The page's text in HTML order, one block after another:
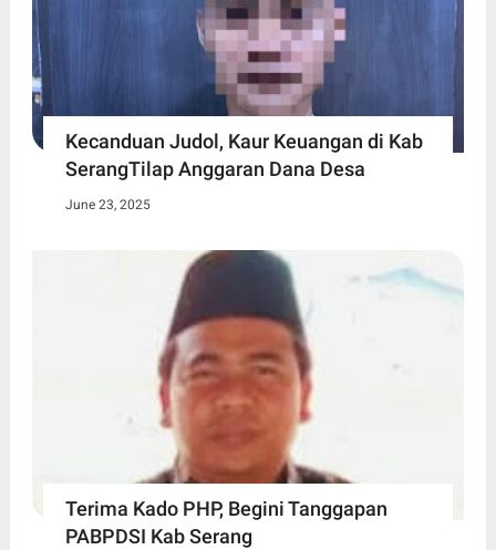
Kecanduan Judol, Kaur Keuangan di Kab
SerangTilap Anggaran Dana Desa
June 23, 2025
Terima Kado PHP, Begini Tanggapan
PABPDSI Kab Serang